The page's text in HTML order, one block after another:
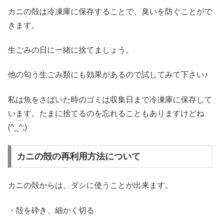
カニの殻は冷凍庫に保存することで、臭いを防ぐことがで
きます。
生ごみの日に一緒に捨てましょう。
他の匂う生ごみ類にも効果があるので試してみて下さい♪
私は魚をさばいた時のゴミは収集日まで冷凍庫に保存して
います。たまに捨てるのを忘れることもありますけどね
(^_^;)
カニの殻の再利用方法について
カニの殻からは、ダシに使うことが出来ます。
・殻を砕き、細かく切る